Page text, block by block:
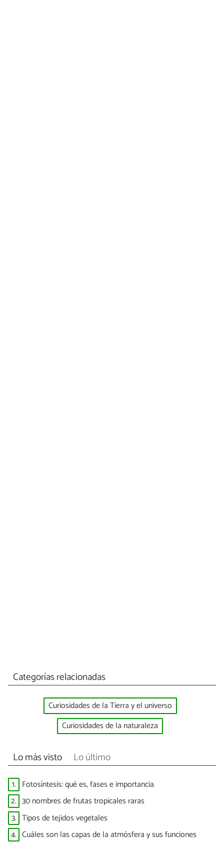
Categorías relacionadas
Curiosidades de la Tierra y el universo
Curiosidades de la naturaleza
Lo más visto Lo último
1. Fotosíntesis: qué es, fases e importancia
2. 30 nombres de frutas tropicales raras
3. Tipos de tejidos vegetales
4. Cuáles son las capas de la atmósfera y sus funciones